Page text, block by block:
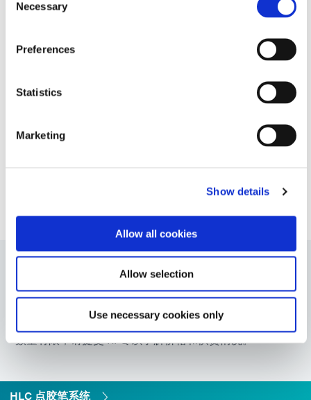
Selection
Necessary
Preferences
Statistics
Marketing
Show details
Allow all cookies
Allow selection
Use necessary cookies only
点胶阀
激活
最大流体压力 60 磅/平方英寸（4.1 巴）
电源
[阀门] 流体出口 母鲁尔锁接头
[阀门] 尺寸 (宽x高)
1.44” x 4.81” (37 毫米 x 122
毫米)
0.08磅（36克）
尺寸
接头
想要了解更多技术规格？请查看我们的资源库或咨询我们
零件编号
构建完整的解决方案或为您的项目寻找替换部件
数量有限，请提交 RFQ 以了解价格和供货情况。
HLC 点胶笔系统